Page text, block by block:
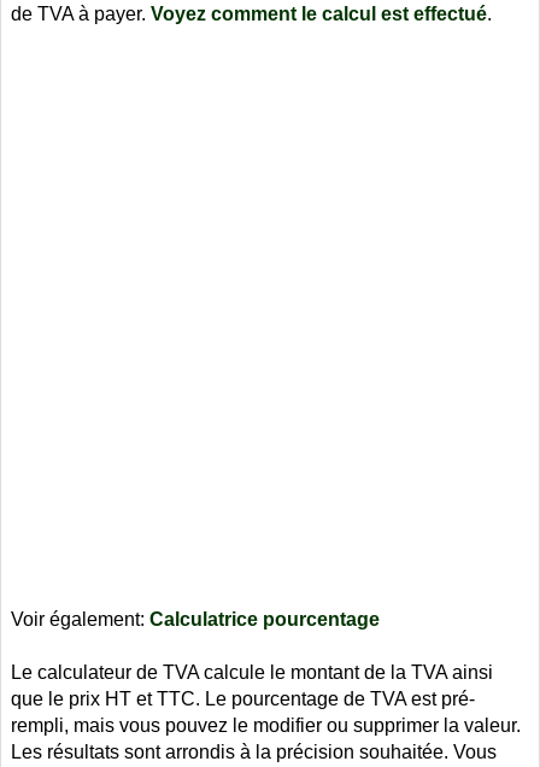
de TVA à payer. Voyez comment le calcul est effectué.
Voir également: Calculatrice pourcentage
Le calculateur de TVA calcule le montant de la TVA ainsi
que le prix HT et TTC. Le pourcentage de TVA est pré-
rempli, mais vous pouvez le modifier ou supprimer la valeur.
Les résultats sont arrondis à la précision souhaitée. Vous